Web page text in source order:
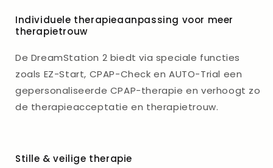
Individuele therapieaanpassing voor meer
therapietrouw
De DreamStation 2 biedt via speciale functies
zoals EZ-Start, CPAP-Check en AUTO-Trial een
gepersonaliseerde CPAP-therapie en verhoogt zo
de therapieacceptatie en therapietrouw.
Stille & veilige therapie